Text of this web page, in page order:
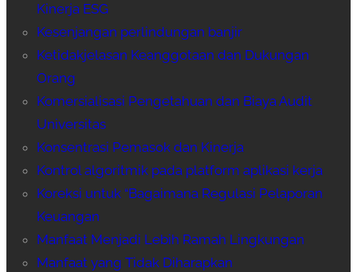
Kinerja ESG
Kesenjangan perlindungan banjir
Ketidakjelasan Keanggotaan dan Dukungan
Orang
Komersialisasi Pengetahuan dan Biaya Audit
Universitas
Konsentrasi Pemasok dan Kinerja
Kontrol algoritmik pada platform aplikasi kerja
Koreksi untuk “Bagaimana Regulasi Pelaporan
Keuangan
Manfaat Menjadi Lebih Ramah Lingkungan
Manfaat yang Tidak Diharapkan